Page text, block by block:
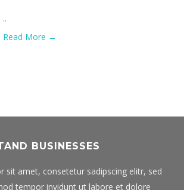
..
Read More →
BUSINESSES
sit amet, consetetur sadipscing elitr, sed
tempor invidunt ut labore et dolore